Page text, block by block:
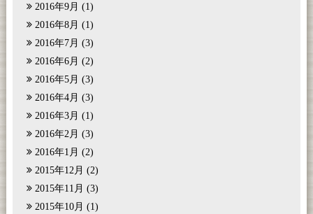
2016年9月 (1)
2016年8月 (1)
2016年7月 (3)
2016年6月 (2)
2016年5月 (3)
2016年4月 (3)
2016年3月 (1)
2016年2月 (3)
2016年1月 (2)
2015年12月 (2)
2015年11月 (3)
2015年10月 (1)